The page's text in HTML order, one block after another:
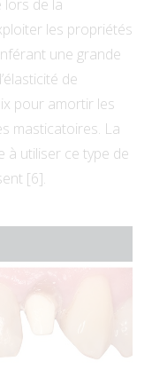
lors de la
les propriétés
une grande
de
pour amortir les
masticatoires. La
à utiliser ce type de
[6].